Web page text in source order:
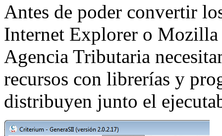
Antes de poder convertir
Internet Explorer o
Agencia Tributaria
recursos con librerías y
distribuyen junto el